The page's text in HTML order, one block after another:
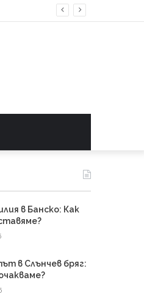
в Банско: Как
в Слънчев бряг: